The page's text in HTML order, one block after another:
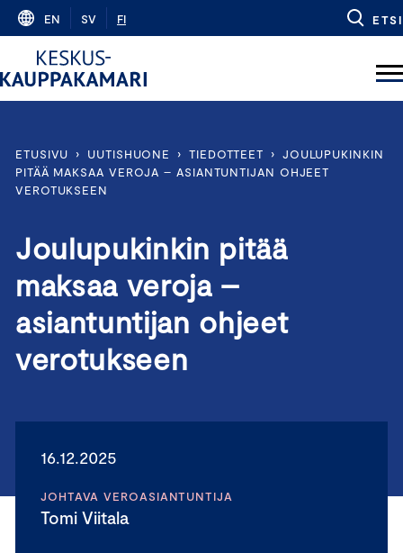
Skip
content
EN SV FI ETSI
ETUSIVU › UUTISHUONE › TIEDOTTEET › JOULUPUKINKIN
PITÄÄ MAKSAA VEROJA – ASIANTUNTIJAN OHJEET
VEROTUKSEEN
Joulupukinkin pitää
maksaa veroja –
asiantuntijan ohjeet
verotukseen
16.12.2025
JOHTAVA VEROASIANTUNTIJA
Tomi Viitala